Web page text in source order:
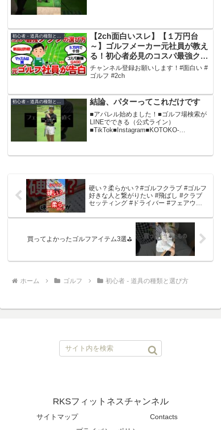
【2ch面白いスレ】【１万円台
～】ゴルフメーカー元社員が教え
る！初心者必見のコスパ最強クラ
ブ厳選【プロ認定】【ゴルフ ゆ
っくり解説】
チャンネル登録お願いします！#面白い #
ゴルフ #2ch
初心者 - 道具の種類と選び方 結論、パターってこれだけです
■アパレル始めました！■ゴルフ場検索が
LINEでできる（公式ライン）
■TikTok■Instagram■KOTOKO-
硬い？柔らかい？#ゴルフクラブ #ゴルフ
好きな人と繋がりたい #飛ばし #クラブ
セッティング #ドライバー #フェアウェ
ェッジ #シャフト #飛距離アップ
買ってよかったゴルフアイテム3選⛳️
ホーム ゴルフ 初心者 - 道具の種類と選び方
RKSフィットネスチャンネル
サイトマップ
Contacts